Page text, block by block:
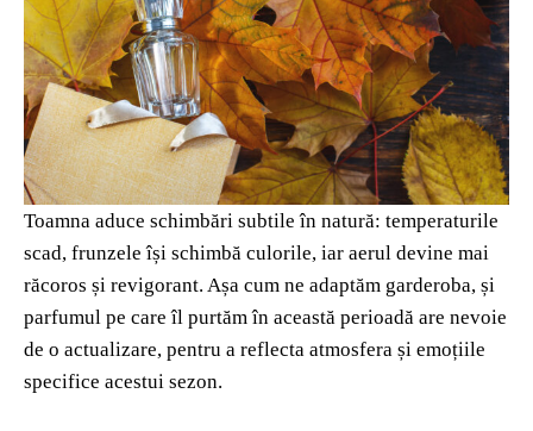
Toamna aduce schimbări subtile în natură: temperaturile
scad, frunzele își schimbă culorile, iar aerul devine mai
răcoros și revigorant. Așa cum ne adaptăm garderoba, și
parfumul pe care îl purtăm în această perioadă are nevoie
de o actualizare, pentru a reflecta atmosfera și emoțiile
specifice acestui sezon.